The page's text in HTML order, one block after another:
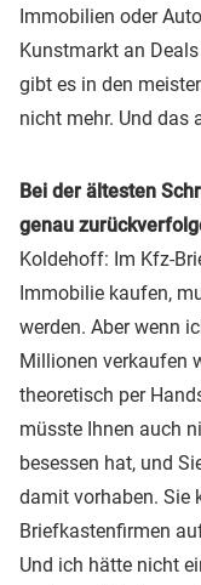
Immobilien oder
Kunstmarkt an
gibt es in den
nicht mehr. Und das
Bei der ältesten
genau
Koldehoff: Im Kfz-
Immobilie kaufen,
werden. Aber wenn
Millionen verkaufen
theoretisch per
müsste Ihnen auch
besessen hat, und
damit vorhaben. Sie
Briefkastenfirmen
Und ich hätte nicht